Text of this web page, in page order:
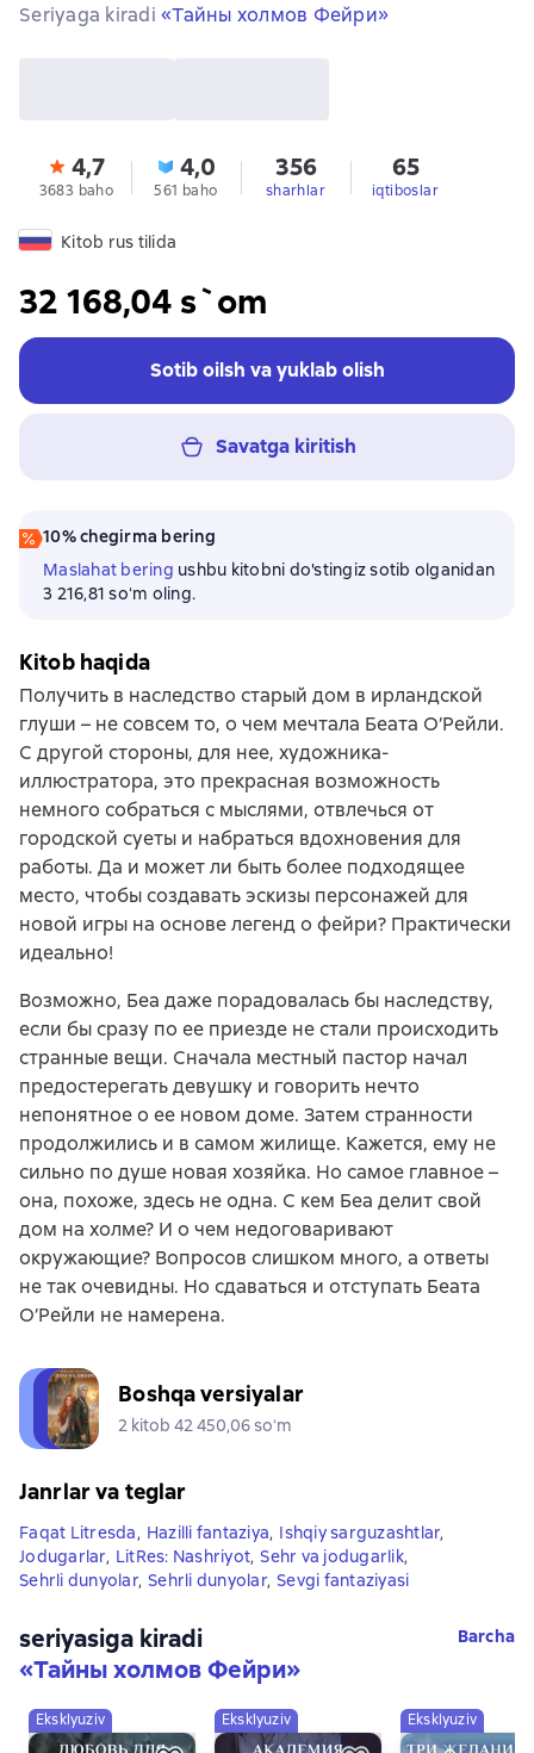
Seriyaga kiradi «Тайны холмов Фейри»
4,7
3683 baho
4,0
561 baho
356
sharhlar
65
iqtiboslar
Kitob rus tilida
32 168,04 s`om
Sotib oilsh va yuklab olish
Savatga kiritish
10% chegirma bering
Maslahat bering ushbu kitobni do'stingiz sotib olganidan
3 216,81 soʻm oling.
Kitob haqida
Получить в наследство старый дом в ирландской
глуши – не совсем то, о чем мечтала Беата О’Рейли.
С другой стороны, для нее, художника-
иллюстратора, это прекрасная возможность
немного собраться с мыслями, отвлечься от
городской суеты и набраться вдохновения для
работы. Да и может ли быть более подходящее
место, чтобы создавать эскизы персонажей для
новой игры на основе легенд о фейри? Практически
идеально!
Возможно, Беа даже порадовалась бы наследству,
если бы сразу по ее приезде не стали происходить
странные вещи. Сначала местный пастор начал
предостерегать девушку и говорить нечто
непонятное о ее новом доме. Затем странности
продолжились и в самом жилище. Кажется, ему не
сильно по душе новая хозяйка. Но самое главное –
она, похоже, здесь не одна. С кем Беа делит свой
дом на холме? И о чем недоговаривают
окружающие? Вопросов слишком много, а ответы
не так очевидны. Но сдаваться и отступать Беата
О’Рейли не намерена.
Boshqa versiyalar
2 kitob 42 450,06 soʻm
Janrlar va teglar
Faqat Litresda, Hazilli fantaziya, Ishqiy sarguzashtlar,
Jodugarlar, LitRes: Nashriyot, Sehr va jodugarlik,
Sehrli dunyolar, Sehrli dunyolar, Sevgi fantaziyasi
seriyasiga kiradi
«Тайны холмов Фейри»
Barcha
Eksklyuziv Eksklyuziv Eksklyuziv